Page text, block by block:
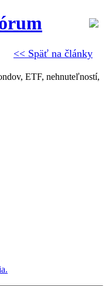
<< Späť na články
ETF, nehnuteľností,